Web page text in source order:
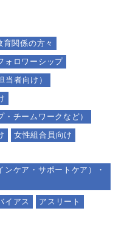
関係の方々
ォロワーシップ
当者向け）
チームワークなど）
女性組合員向け
ケア・サポートケア）・
イアス
アスリート